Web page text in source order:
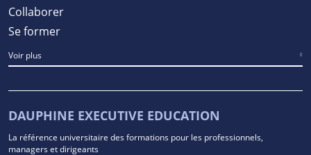
Collaborer
Se former
Voir plus
DAUPHINE EXECUTIVE EDUCATION
La référence universitaire des formations pour les professionnels,
managers et dirigeants